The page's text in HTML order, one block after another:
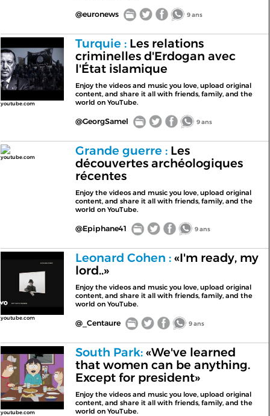
@euronews 9 ans
youtube.com
Turquie :Les relations
criminelles d'Erdogan avec
l'État islamique
Enjoy the videos and music you love, upload original
content, and share it all with friends, family, and the
world on YouTube.
@GeorgSamel 9 ans
youtube.com Grande guerre :Les
découvertes archéologiques
récentes
Enjoy the videos and music you love, upload original
content, and share it all with friends, family, and the
world on YouTube.
@Epiphane41 9 ans
youtube.com
Leonard Cohen :«I'm ready, my
lord..»
Enjoy the videos and music you love, upload original
content, and share it all with friends, family, and the
world on YouTube.
@_Centaure 9 ans
youtube.com
South Park:«We've learned
that women can be anything.
Except for president»
Enjoy the videos and music you love, upload original
content, and share it all with friends, family, and the
world on YouTube.